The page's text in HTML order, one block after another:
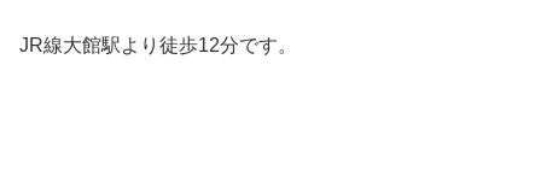
JR線大館駅より徒歩12分です。